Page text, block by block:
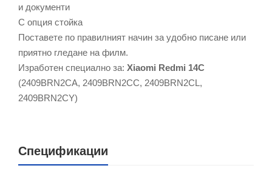
и документи
С опция стойка
Поставете по правилният начин за удобно писане или
приятно гледане на филм.
Изработен специално за: Xiaomi Redmi 14C
(2409BRN2CA, 2409BRN2CC, 2409BRN2CL,
2409BRN2CY)
Спецификации